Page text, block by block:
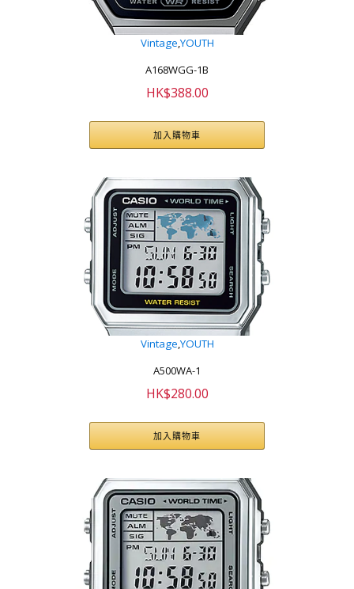
Vintage YOUTH
A168WGG-1B
HK$388.00
加入購物車
Vintage YOUTH
A500WA-1
HK$280.00
加入購物車